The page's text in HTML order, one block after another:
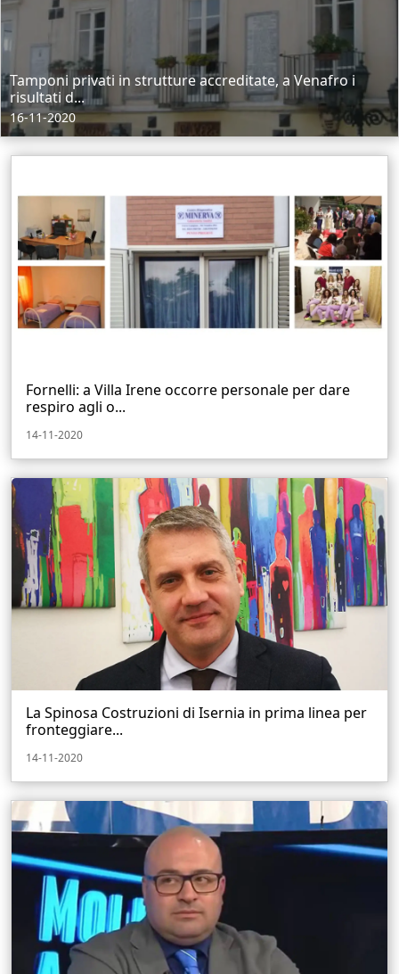
Tamponi privati in strutture accreditate, a Venafro i
risultati d...
16-11-2020
Fornelli: a Villa Irene occorre personale per dare
respiro agli o...
14-11-2020
La Spinosa Costruzioni di Isernia in prima linea per
fronteggiare...
14-11-2020